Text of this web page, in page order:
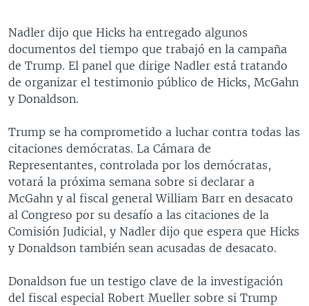
Nadler dijo que Hicks ha entregado algunos
documentos del tiempo que trabajó en la campaña
de Trump. El panel que dirige Nadler está tratando
de organizar el testimonio público de Hicks, McGahn
y Donaldson.
Trump se ha comprometido a luchar contra todas las
citaciones demócratas. La Cámara de
Representantes, controlada por los demócratas,
votará la próxima semana sobre si declarar a
McGahn y al fiscal general William Barr en desacato
al Congreso por su desafío a las citaciones de la
Comisión Judicial, y Nadler dijo que espera que Hicks
y Donaldson también sean acusadas de desacato.
Donaldson fue un testigo clave de la investigación
del fiscal especial Robert Mueller sobre si Trump